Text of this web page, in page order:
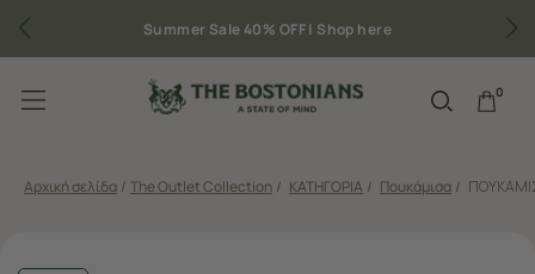
Sale 40% OFF |Shop here Δωρεάν
0
Αρχική σελίδα / The Outlet Collection / ΚΑΤΗΓΟΡΙΑ / Πουκάμισα /